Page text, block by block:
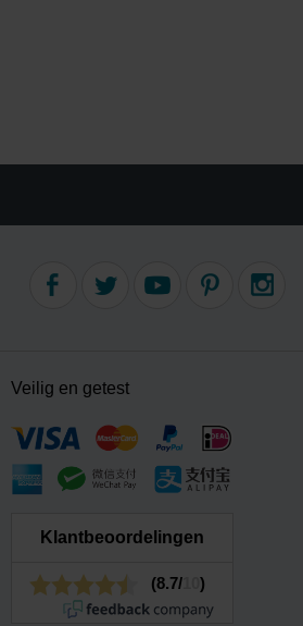
Veilig en getest